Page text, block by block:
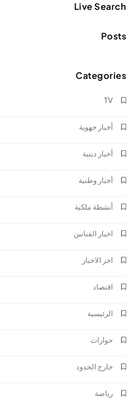
Live Search
Posts
Categories
TV
أخبار جهوية
أخبار دينية
أخبار وطنية
أنشطة ملكية
اخبار الفنانين
اخر الاخبار
اقتصاد
الرئيسية
حوارات
خارج الحدود
رياضة